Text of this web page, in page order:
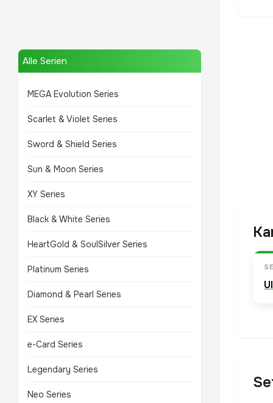
Alle Serien
MEGA Evolution Series
Scarlet & Violet Series
Sword & Shield Series
Sun & Moon Series
XY Series
Black & White Series
HeartGold & SoulSilver Series
Platinum Series
Diamond & Pearl Series
EX Series
e-Card Series
Legendary Series
Neo Series